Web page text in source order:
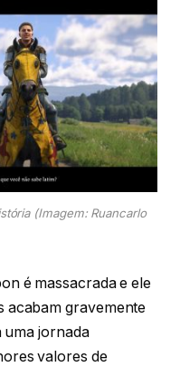
(Imagem: Ruancarlo
é massacrada e ele
acabam gravemente
uma jornada
valores de